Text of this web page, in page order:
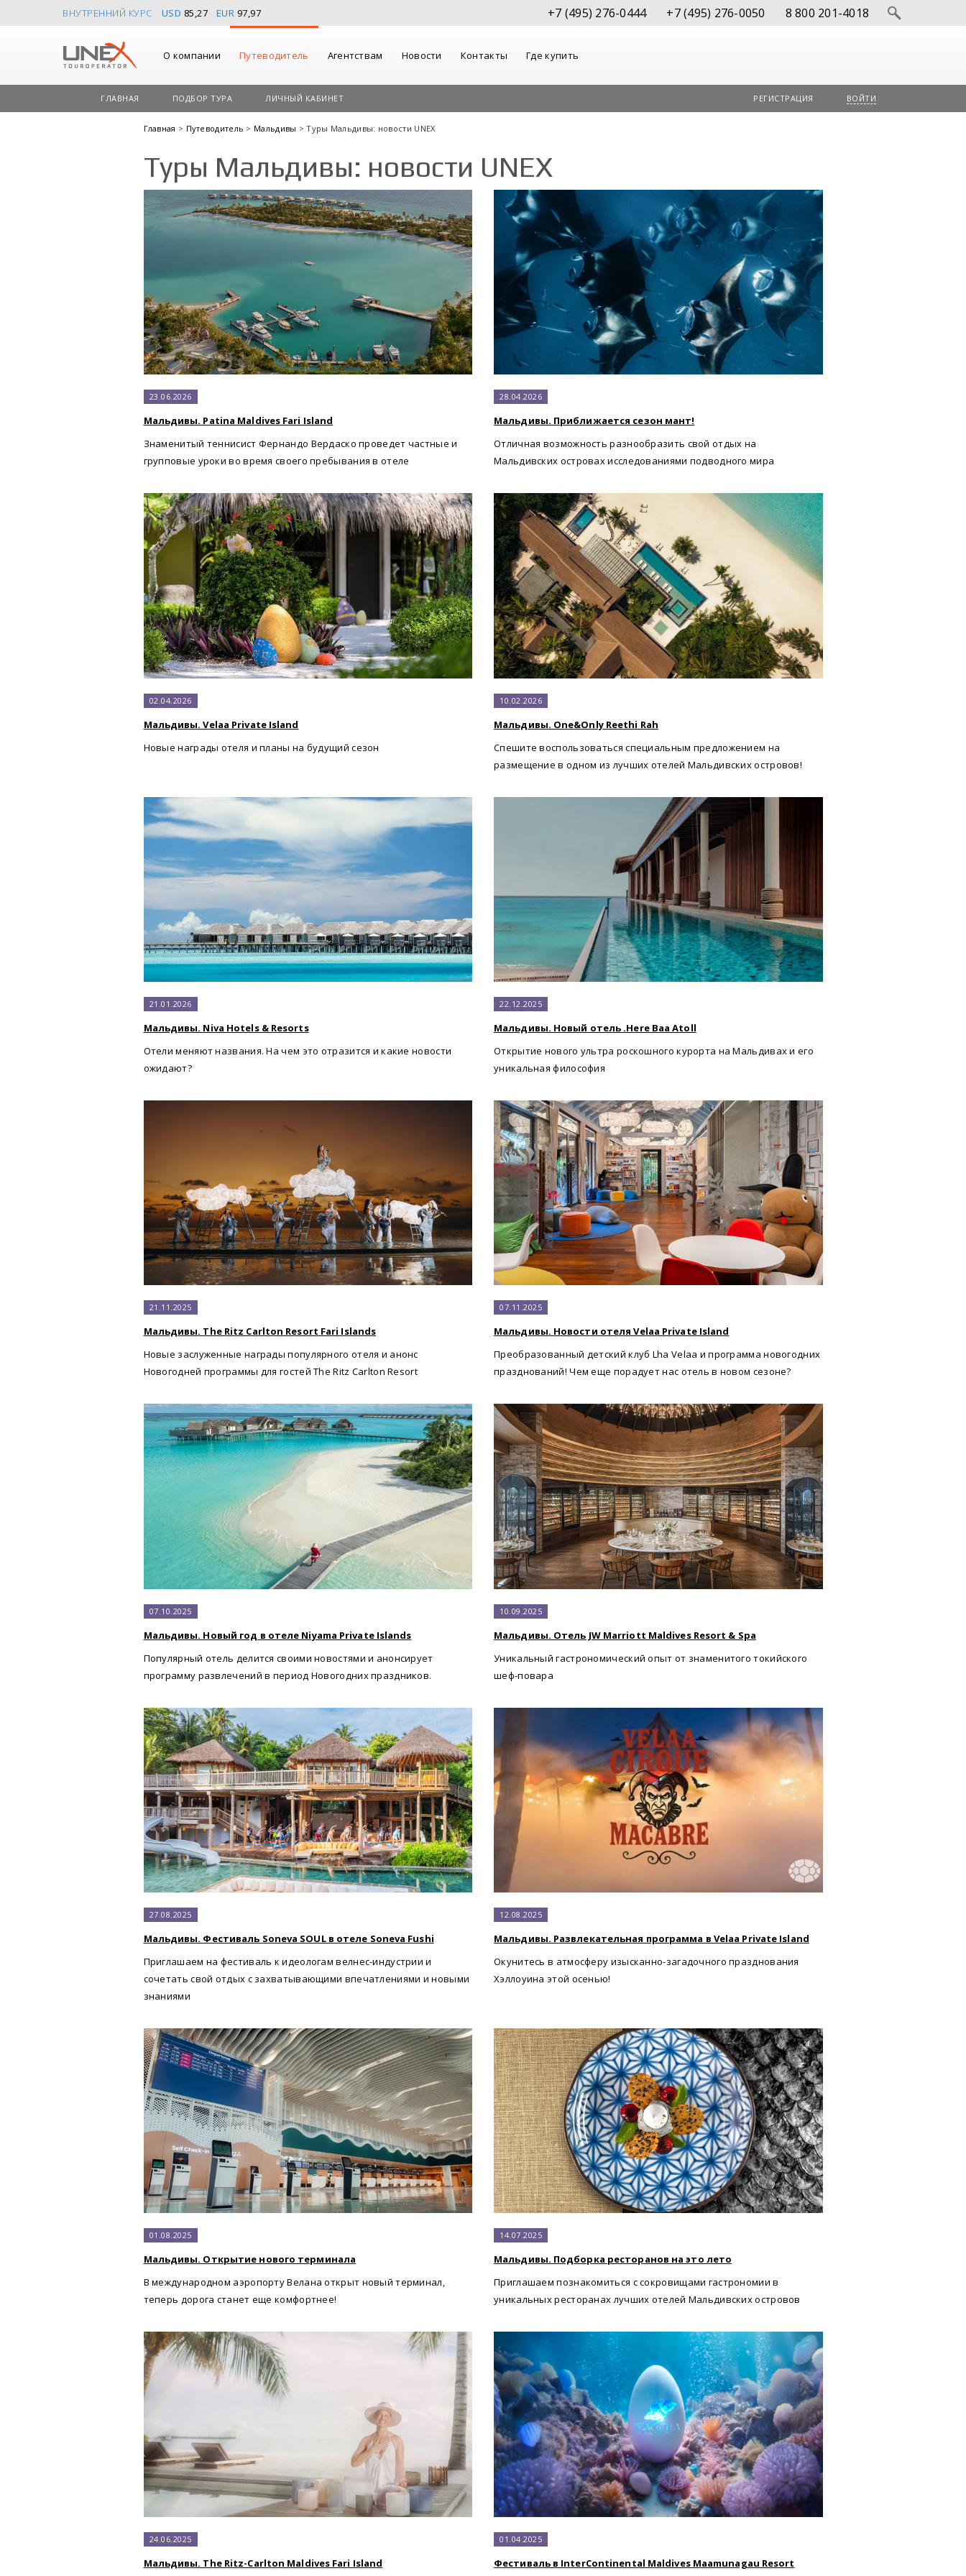
ВНУТРЕННИЙ КУРС USD 85,27 EUR 97,97 +7 (495) 276-0444 +7 (495) 276-0050 8 800 201-4018
О компании Путеводитель Агентствам Новости Контакты Где купить
ГЛАВНАЯ ПОДБОР ТУРА ЛИЧНЫЙ КАБИНЕТ РЕГИСТРАЦИЯ ВОЙТИ
Главная > Путеводитель > Мальдивы > Туры Мальдивы: новости UNEX
Туры Мальдивы: новости UNEX
23.06.2026
Мальдивы. Patina Maldives Fari Island
Знаменитый теннисист Фернандо Вердаско проведет частные и
групповые уроки во время своего пребывания в отеле
28.04.2026
Мальдивы. Приближается сезон мант!
Отличная возможность разнообразить свой отдых на
Мальдивских островах исследованиями подводного мира
02.04.2026
Мальдивы. Velaa Private Island
Новые награды отеля и планы на будущий сезон
10.02.2026
Мальдивы. One&Only Reethi Rah
Спешите воспользоваться специальным предложением на
размещение в одном из лучших отелей Мальдивских островов!
21.01.2026
Мальдивы. Niva Hotels & Resorts
Отели меняют названия. На чем это отразится и какие новости
ожидают?
22.12.2025
Мальдивы. Новый отель .Here Baa Atoll
Открытие нового ультра роскошного курорта на Мальдивах и его
уникальная философия
21.11.2025
Мальдивы. The Ritz Carlton Resort Fari Islands
Новые заслуженные награды популярного отеля и анонс
Новогодней программы для гостей The Ritz Carlton Resort
07.11.2025
Мальдивы. Новости отеля Velaa Private Island
Преобразованный детский клуб Lha Velaa и программа новогодних
празднований! Чем еще порадует нас отель в новом сезоне?
07.10.2025
Мальдивы. Новый год в отеле Niyama Private Islands
Популярный отель делится своими новостями и анонсирует
программу развлечений в период Новогодних праздников.
10.09.2025
Мальдивы. Отель JW Marriott Maldives Resort & Spa
Уникальный гастрономический опыт от знаменитого токийского
шеф-повара
27.08.2025
Мальдивы. Фестиваль Soneva SOUL в отеле Soneva Fushi
Приглашаем на фестиваль к идеологам велнес-индустрии и
сочетать свой отдых с захватывающими впечатлениями и новыми
знаниями
12.08.2025
Мальдивы. Развлекательная программа в Velaa Private Island
Окунитесь в атмосферу изысканно-загадочного празднования
Хэллоуина этой осенью!
01.08.2025
Мальдивы. Открытие нового терминала
В международном аэропорту Велана открыт новый терминал,
теперь дорога станет еще комфортнее!
14.07.2025
Мальдивы. Подборка ресторанов на это лето
Приглашаем познакомиться с сокровищами гастрономии в
уникальных ресторанах лучших отелей Мальдивских островов
24.06.2025
Мальдивы. The Ritz-Carlton Maldives Fari Island
01.04.2025
Фестиваль в InterContinental Maldives Maamunagau Resort